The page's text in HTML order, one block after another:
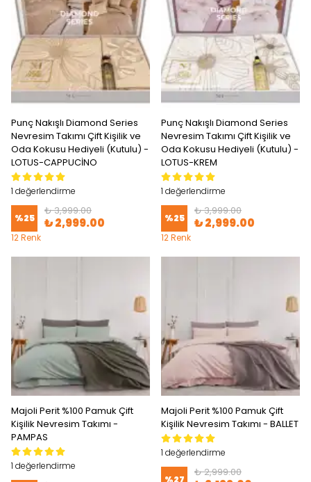
Punç Nakışlı Diamond Series
Nevresim Takımı Çift Kişilik ve
Oda Kokusu Hediyeli (Kutulu) -
LOTUS-CAPPUCİNO
1 değerlendirme
%25
₺ 3,999.00
₺ 2,999.00
12 Renk
Punç Nakışlı Diamond Series
Nevresim Takımı Çift Kişilik ve
Oda Kokusu Hediyeli (Kutulu) -
LOTUS-KREM
1 değerlendirme
%25
₺ 3,999.00
₺ 2,999.00
12 Renk
Majoli Perit %100 Pamuk Çift
Kişilik Nevresim Takımı -
PAMPAS
1 değerlendirme
Majoli Perit %100 Pamuk Çift
Kişilik Nevresim Takımı - BALLET
1 değerlendirme
%27
₺ 2,999.00